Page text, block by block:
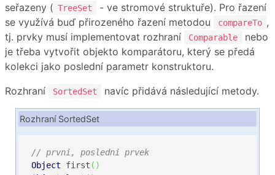
seřazeny ( TreeSet
- ve stromové struktuře). Pro řazení
se využívá buď přirozeného řazení metodou
compareTo ,
tj. prvky musí implementovat rozhraní
Comparable
nebo
je třeba vytvořit objekto komparátoru, který se předá
kolekci jako poslední parametr konstruktoru.
Rozhraní
SortedSet navíc přidává následující metody.
Rozhraní SortedSet
// prvni, posledni prvek
Object first ( )